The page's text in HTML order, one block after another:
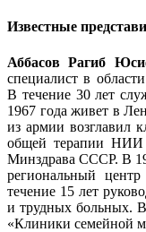
Известные
Аббасов Рагиб
специалист в
В течение 30 лет
1967 года живет в
из армии возглавил
общей терапии
Минздрава СССР. В
региональный
течение 15 лет
и трудных больных.
«Клиники семейной